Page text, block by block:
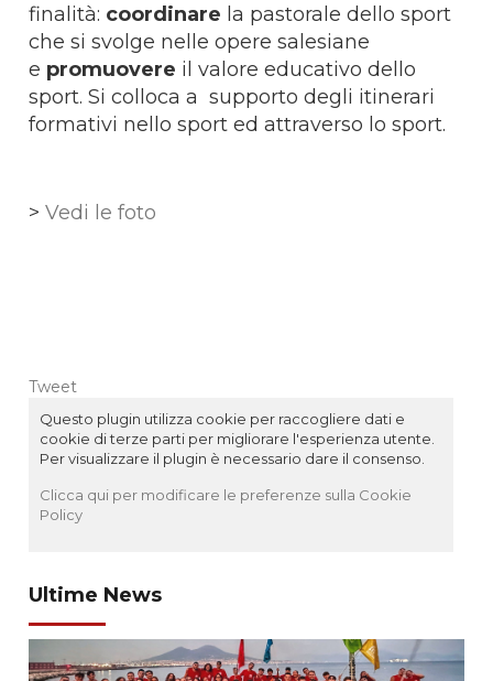
finalità: coordinare la pastorale dello sport
che si svolge nelle opere salesiane
e promuovere il valore educativo dello
sport. Si colloca a supporto degli itinerari
formativi nello sport ed attraverso lo sport.
> Vedi le foto
Tweet
Questo plugin utilizza cookie per raccogliere dati e
cookie di terze parti per migliorare l'esperienza utente.
Per visualizzare il plugin è necessario dare il consenso.
Clicca qui per modificare le preferenze sulla Cookie
Policy
Ultime News